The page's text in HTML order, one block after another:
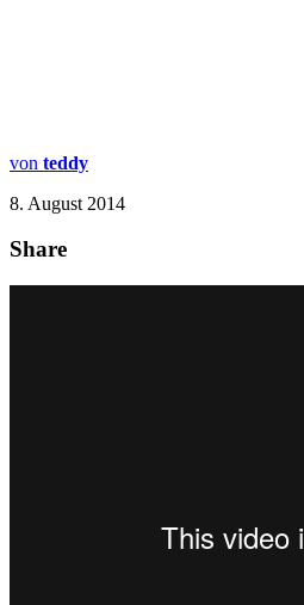
von teddy
8. August 2014
Share